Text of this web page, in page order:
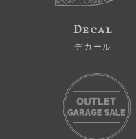
Decal
デカール